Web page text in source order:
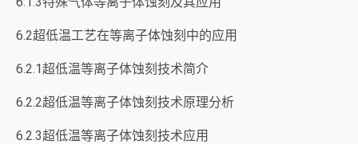
6.2超低温工艺在等离子体蚀刻中的应用
6.2.1超低温等离子体蚀刻技术简介
6.2.2超低温等离子体蚀刻技术原理分析
6.2.3超低温等离子体蚀刻技术应用